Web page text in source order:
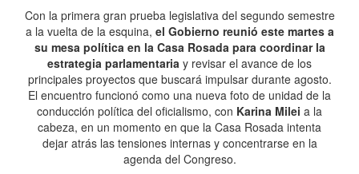
Con la primera gran prueba legislativa del segundo semestre
a la vuelta de la esquina, el Gobierno reunió este martes a
su mesa política en la Casa Rosada para coordinar la
estrategia parlamentaria y revisar el avance de los
principales proyectos que buscará impulsar durante agosto.
El encuentro funcionó como una nueva foto de unidad de la
conducción política del oficialismo, con Karina Milei a la
cabeza, en un momento en que la Casa Rosada intenta
dejar atrás las tensiones internas y concentrarse en la
agenda del Congreso.